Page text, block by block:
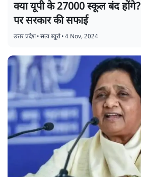
क्या यूपी के 27000 स्कूल बंद
पर सरकार की सफाई
उत्तर प्रदेश•सत्य ब्यूरो•4 Nov, 2024